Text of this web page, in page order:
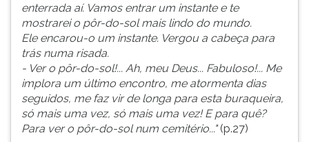
enterrada aí. Vamos entrar um instante e te
mostrarei o pôr-do-sol mais lindo do mundo.
Ele encarou-o um instante. Vergou a cabeça para
trás numa risada.
- Ver o pôr-do-sol!... Ah, meu Deus... Fabuloso!... Me
implora um último encontro, me atormenta dias
seguidos, me faz vir de longa para esta buraqueira,
só mais uma vez, só mais uma vez! E para quê?
Para ver o pôr-do-sol num cemitério..."(p.27)